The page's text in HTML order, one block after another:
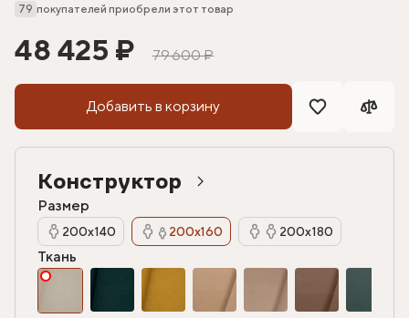
79 покупателей приобрели этот товар
48 425 ₽ 79 600 ₽
Добавить в корзину
Конструктор
Размер
200х140 200х160 200х180
Ткань